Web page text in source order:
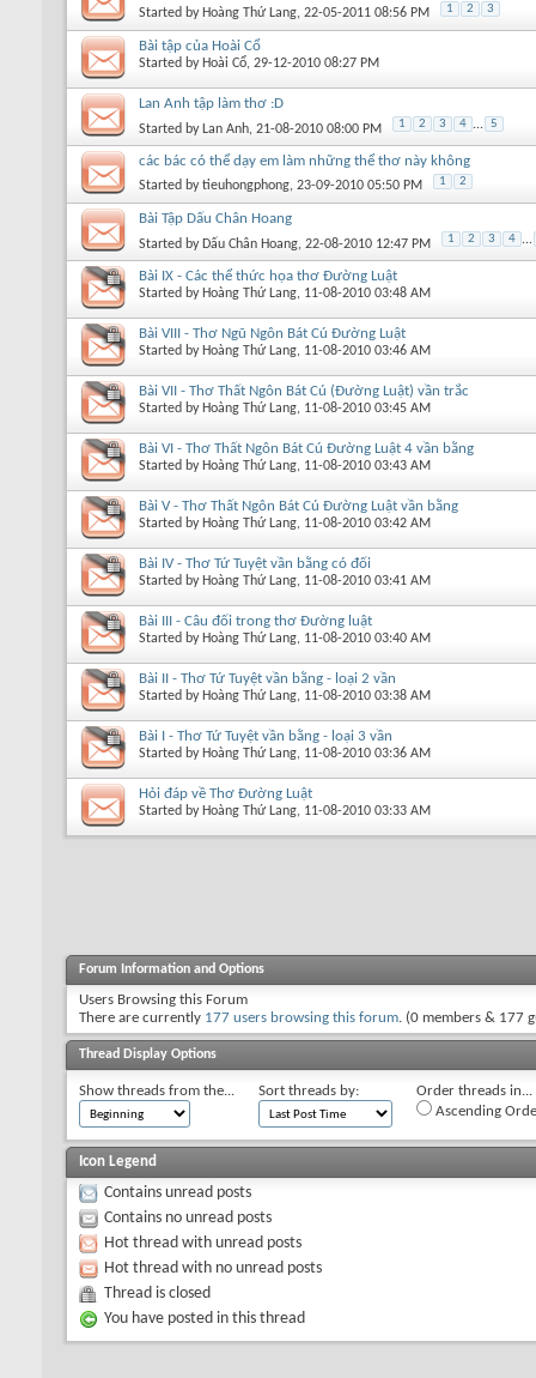
Started by Hoàng Thứ Lang, 22-05-2011 08:56 PM 1 2 3
Bài tập của Hoài Cổ
Started by Hoài Cổ, 29-12-2010 08:27 PM
Lan Anh tập làm thơ :D
Started by Lan Anh, 21-08-2010 08:00 PM 1 2 3 4 ... 5
các bác có thể dạy em làm những thể thơ này không
Started bytieuhongphong, 23-09-2010 05:50 PM 1 2
Bài Tập Dấu Chân Hoang
Started by Dấu Chân Hoang, 22-08-2010 12:47 PM 1 2 3 4 ...
Bài IX - Các thể thức họa thơ Đường Luật
Started by Hoàng Thứ Lang, 11-08-2010 03:48 AM
Bài VIII - Thơ Ngũ Ngôn Bát Cú Đường Luật
Started by Hoàng Thứ Lang, 11-08-2010 03:46 AM
Bài VII - Thơ Thất Ngôn Bát Cú (Đường Luật) vần trắc
Started by Hoàng Thứ Lang, 11-08-2010 03:45 AM
Bài VI - Thơ Thất Ngôn Bát Cú Đường Luật 4 vần bằng
Started by Hoàng Thứ Lang, 11-08-2010 03:43 AM
Bài V - Thơ Thất Ngôn Bát Cú Đường Luật vần bằng
Started by Hoàng Thứ Lang, 11-08-2010 03:42 AM
Bài IV - Thơ Tứ Tuyệt vần bằng có đối
Started by Hoàng Thứ Lang, 11-08-2010 03:41 AM
Bài III - Câu đối trong thơ Đường luật
Started by Hoàng Thứ Lang, 11-08-2010 03:40 AM
Bài II - Thơ Tứ Tuyệt vần bằng - loại 2 vần
Started by Hoàng Thứ Lang, 11-08-2010 03:38 AM
Bài I - Thơ Tứ Tuyệt vần bằng - loại 3 vần
Started by Hoàng Thứ Lang, 11-08-2010 03:36 AM
Hỏi đáp về Thơ Đường Luật
Started by Hoàng Thứ Lang, 11-08-2010 03:33 AM
Forum Information and Options
Users Browsing this Forum
There are currently 177 users browsing this forum. (0 members & 177
Thread Display Options
Show threads from the... Sort threads by:
Order threads in...
Ascending
Icon Legend
Contains unread posts
Contains no unread posts
Hot thread with unread posts
Hot thread with no unread posts
Thread is closed
You have posted in this thread